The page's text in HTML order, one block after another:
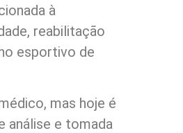
à
reabilitação
esportivo de
mas hoje é
análise e tomada